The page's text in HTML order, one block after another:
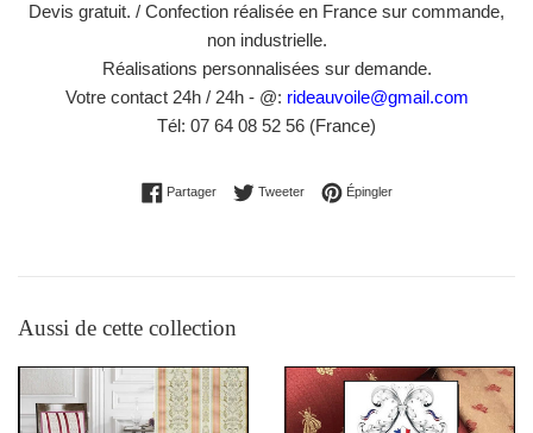
Devis gratuit. / Confection réalisée en France sur commande,
non industrielle.
Réalisations personnalisées sur demande.
Votre contact 24h / 24h - @: rideauvoile@gmail.com
Tél: 07 64 08 52 56 (France)
PartagerPartager sur Facebook
TweeterTweeter sur Twitter
ÉpinglerÉpingler sur Pinterest
Aussi de cette collection